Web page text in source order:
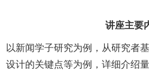
讲座主要
以新闻学子研究为例，从研究者
设计的关键点等为例，详细介绍